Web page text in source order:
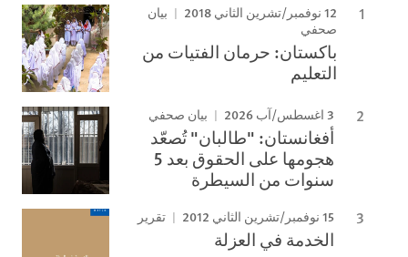
12 نوفمبر/تشرين الثاني 2018
بيان
صحفي
باكستان: حرمان الفتيات من
التعليم
3 اغسطس/آب 2026 بيان صحفي
أفغانستان: "طالبان" تُصعّد
هجومها على الحقوق بعد 5
سنوات من السيطرة
15 نوفمبر/تشرين الثاني 2012 تقرير
الخدمة في العزلة